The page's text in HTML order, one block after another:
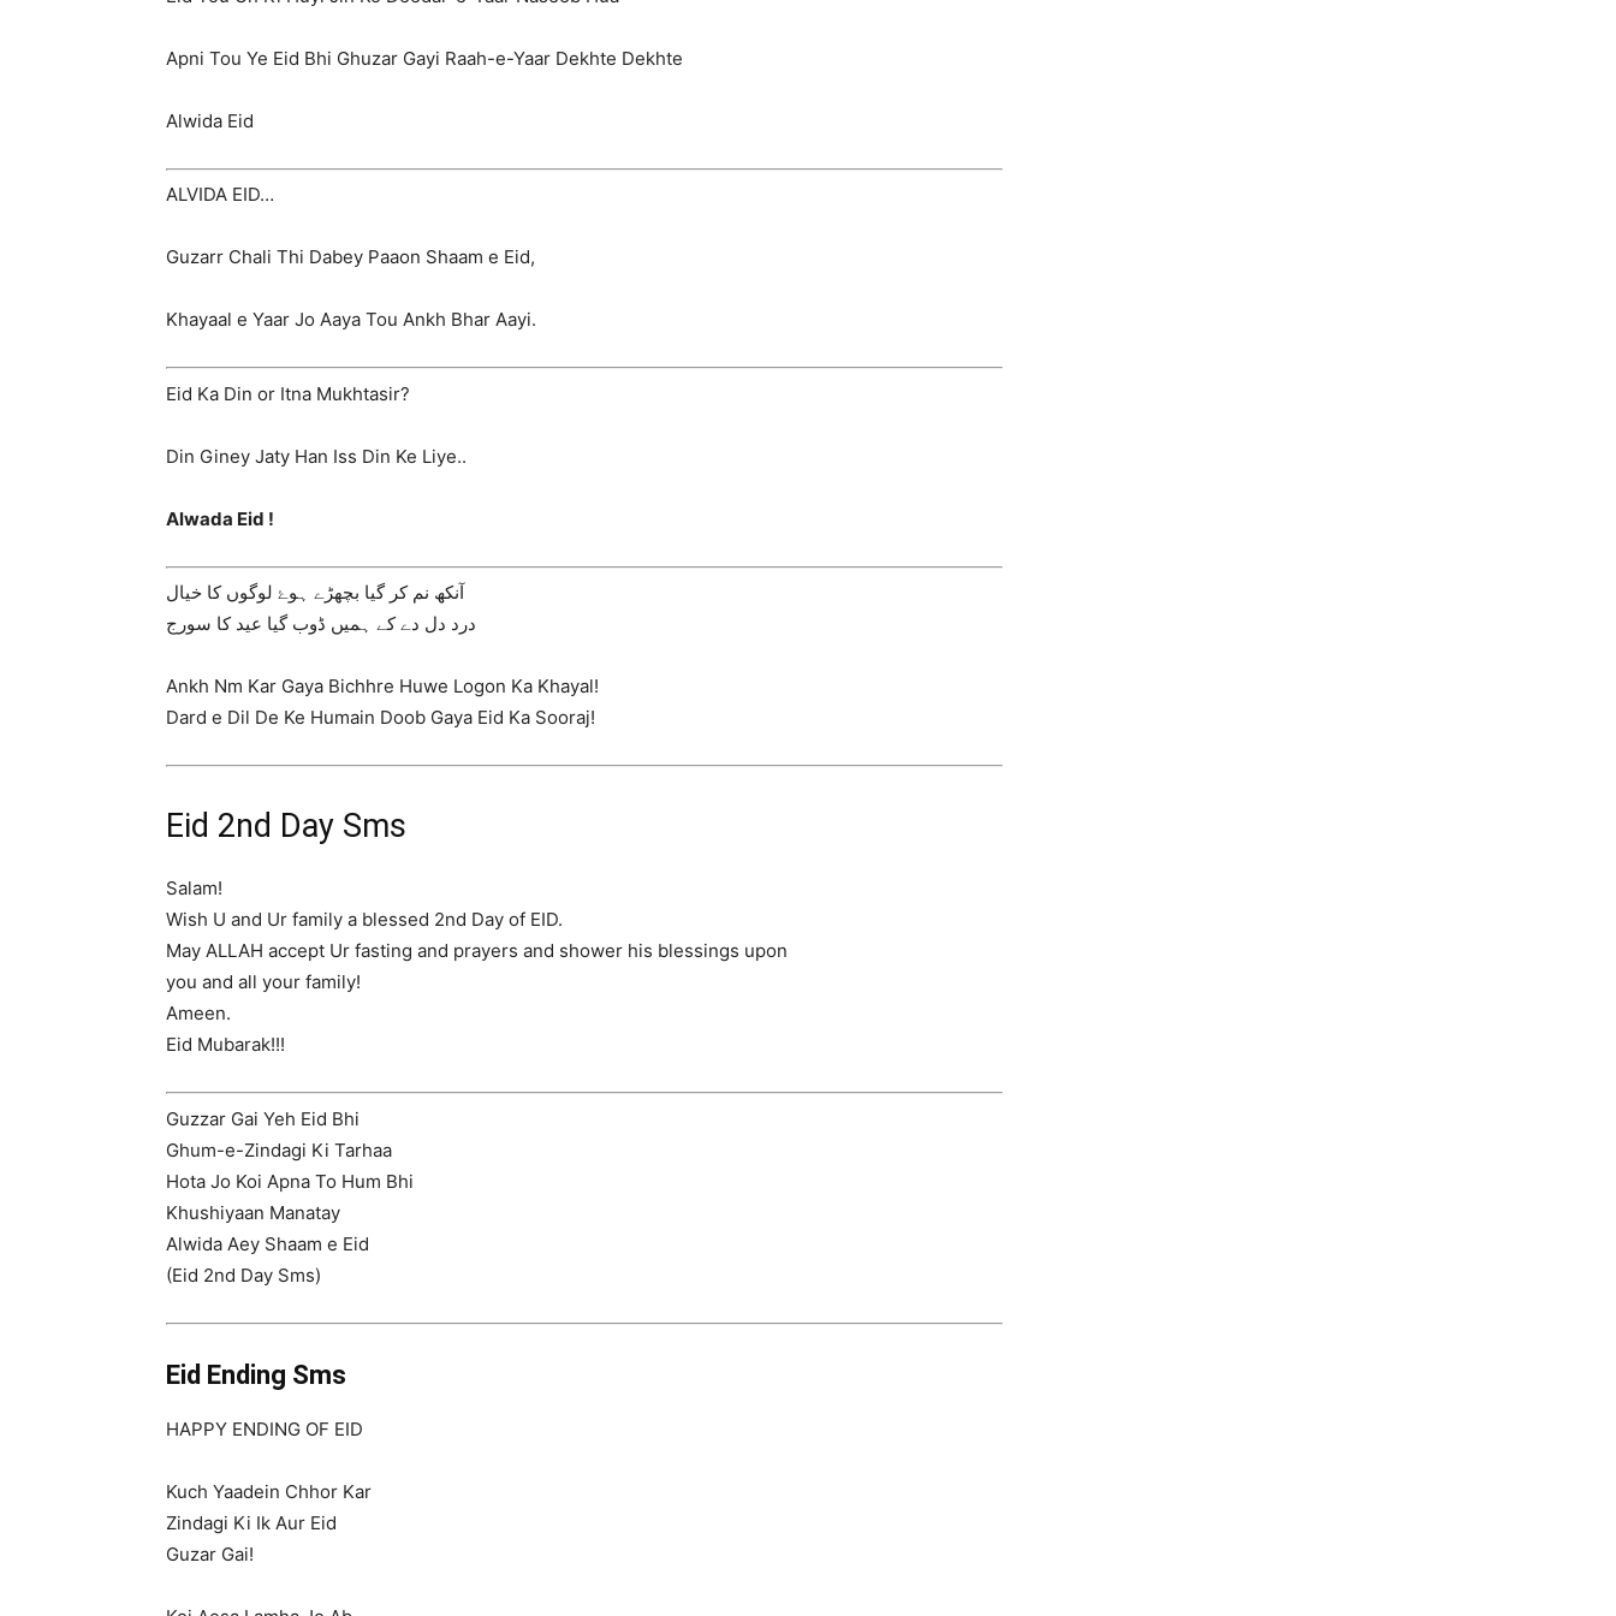
Apni Tou Ye Eid Bhi Ghuzar Gayi Raah-e-Yaar Dekhte Dekhte
Alwida Eid
ALVIDA EID…
Guzarr Chali Thi Dabey Paaon Shaam e Eid,
Khayaal e Yaar Jo Aaya Tou Ankh Bhar Aayi.
Eid Ka Din or Itna Mukhtasir?
Din Giney Jaty Han Iss Din Ke Liye..
Alwada Eid !
آنکھ نم کر گیا بچھڑے ہوۓ لوگوں کا خیال
درد دل دے کے ہمیں ڈوب گیا عید کا سورج
Ankh Nm Kar Gaya Bichhre Huwe Logon Ka Khayal!
Dard e Dil De Ke Humain Doob Gaya Eid Ka Sooraj!
Eid 2nd Day Sms
Salam!
Wish U and Ur family a blessed 2nd Day of EID.
May ALLAH accept Ur fasting and prayers and shower his blessings upon
you and all your family!
Ameen.
Eid Mubarak!!!
Guzzar Gai Yeh Eid Bhi
Ghum-e-Zindagi Ki Tarhaa
Hota Jo Koi Apna To Hum Bhi
Khushiyaan Manatay
Alwida Aey Shaam e Eid
(Eid 2nd Day Sms)
Eid Ending Sms
HAPPY ENDING OF EID
Kuch Yaadein Chhor Kar
Zindagi Ki Ik Aur Eid
Guzar Gai!